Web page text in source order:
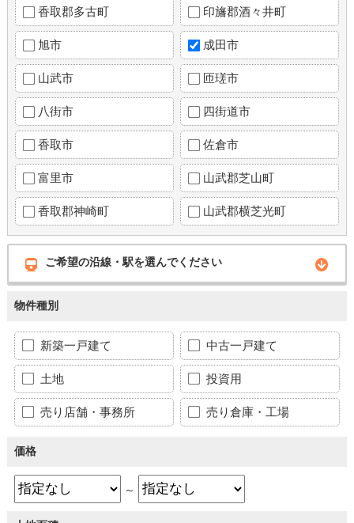
香取郡多古町 印旛郡酒々井町
旭市 成田市
山武市 匝瑳市
八街市 四街道市
香取市 佐倉市
富里市 山武郡芝山町
香取郡神崎町 山武郡横芝光町
ご希望の沿線・駅を選んでください
物件種別
新築一戸建て 中古一戸建て
土地 投資用
売り店舗・事務所 売り倉庫・工場
価格
～